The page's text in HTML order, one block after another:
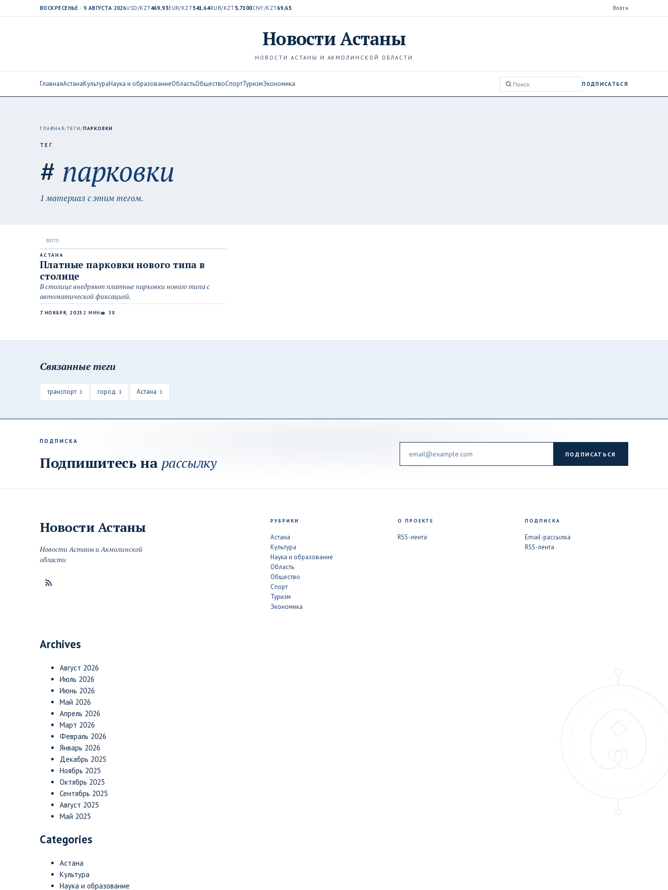
ВОСКРЕСЕНЬЕ · 9 АВГУСТА 2026USD/KZT469,93EUR/KZT541,64RUB/KZT5,7100CNY/KZT69,65 Войти
НовостиАстаны
НОВОСТИ АСТАНЫ И АКМОЛИНСКОЙ ОБЛАСТИ
ГлавнаяАстанаКультураНаука и образованиеОбластьОбществоСпортТуризмЭкономика
Поиск:
ПОДПИСАТЬСЯ
ГЛАВНАЯ/ТЕГИ/ПАРКОВКИ
ТЕГ
# парковки
1 материал с этим тегом.
АСТАНА
Платные парковки нового типа в
столице
В столице внедряют платные парковки нового типа с
автоматической фиксацией.
7 НОЯБРЯ, 2025 2 МИН👁 38
Связанные теги
транспорт 1 город 1 Астана 1
ПОДПИСКА
Подпишитесь на рассылку ПОДПИСАТЬСЯ
Новости Астаны
Новости Астаны и Акмолинской
области
РУБРИКИ
Астана
Культура
Наука и образование
Область
Общество
Спорт
Туризм
Экономика
О ПРОЕКТЕ
RSS-лента
ПОДПИСКА
Email-рассылка
RSS-лента
Archives
Август 2026
Июль 2026
Июнь 2026
Май 2026
Апрель 2026
Март 2026
Февраль 2026
Январь 2026
Декабрь 2025
Ноябрь 2025
Октябрь 2025
Сентябрь 2025
Август 2025
Май 2025
Categories
Астана
Культура
Наука и образование